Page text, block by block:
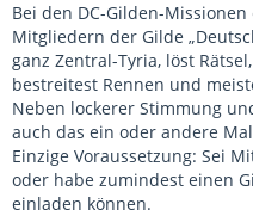
Bei den DC-Gilden-
Mitgliedern der Gilde
ganz Zentral-Tyria, löst
bestreitest Rennen und
Neben lockerer Stimmung
auch das ein oder andere
Einzige Voraussetzung: Sei
oder habe zumindest einen
einladen können.